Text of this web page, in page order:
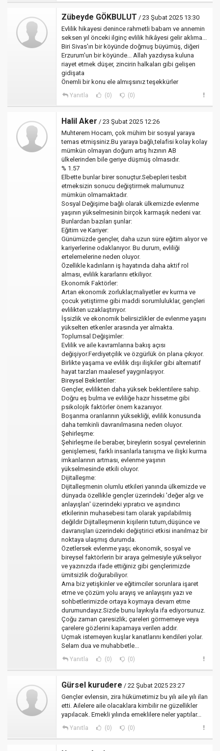
Zübeyde GÖKBULUT / 23 Şubat 2025 13:30
Evlilik hikayesi denince rahmetli babam ve annemin
seksen yıl önceki ilginç evlilik hikâyesi gelir aklıma...
Biri Sivas'ın bir köyünde doğmuş büyümüş, diğeri
Erzurum'un bir köyünde... Allah yazdıysa kuluna
riayet etmek düşer, zincirin halkaları gibi gelişen
gidişata
Önemli bir konu ele almışsınız teşekkürler
Yanıtla (0) (0)
Halil Aker / 23 Şubat 2025 12:26
Muhterem Hocam, çok mühim bir sosyal yaraya
temas etmişsiniz.Bu yaraya bağlı,telafisi kolay kolay
mümkün olmayan doğum artış hızının AB
ülkelerinden bile geriye düşmüş olmasıdır.
% 1.57
Elbette bunlar birer sonuçtur.Sebepleri tesbit
etmeksizin sonucu değiştirmek malumunuz
mümkün olmamaktadır.
Sosyal Değişime bağlı olarak ülkemizde evlenme
yaşının yükselmesinin birçok karmaşık nedeni var.
Bunlardan bazıları şunlar:
Eğitim ve Kariyer:
Günümüzde gençler, daha uzun süre eğitim alıyor ve
kariyerlerine odaklanıyor. Bu durum, evliliği
ertelemelerine neden oluyor.
Özellikle kadınların iş hayatında daha aktif rol
alması, evlilik kararlarını etkiliyor.
Ekonomik Faktörler:
Artan ekonomik zorluklar,maliyetler ev kurma ve
çocuk yetiştirme gibi maddi sorumluluklar, gençleri
evlilikten uzaklaştırıyor.
İşsizlik ve ekonomik belirsizlikler de evlenme yaşını
yükselten etkenler arasında yer almakta.
Toplumsal Değişimler:
Evlilik ve aile kavramlarına bakış açısı
değişiyor.Ferdiyetçilik ve özgürlük ön plana çıkıyor.
Birlikte yaşama ve evlilik dışı ilişkiler gibi alternatif
hayat tarzları maalesef yaygınlaşıyor.
Bireysel Beklentiler:
Gençler, evlilikten daha yüksek beklentilere sahip.
Doğru eş bulma ve evliliğe hazır hissetme gibi
psikolojik faktörler önem kazanıyor.
Boşanma oranlarının yüksekliği, evlilik konusunda
daha temkinli davranılmasına neden oluyor.
Şehirleşme:
Şehirleşme ile beraber, bireylerin sosyal çevrelerinin
genişlemesi, farklı insanlarla tanışma ve ilişki kurma
imkanlarının artması, evlenme yaşının
yükselmesinde etkili oluyor.
Dijitalleşme:
Dijitalleşmenin olumlu etkileri yanında ülkemizde ve
dünyada özellikle gençler üzerindeki 'değer algı ve
anlayışları' üzerindeki yıpratıcı ve aşındırıcı
etkilerinin muhasebesi tam olarak yapılabilmiş
değildir Dijitalleşmenin kişilerin tutum,düşünce ve
davranışları üzerindeki değiştirici etkisi inanılmaz bir
noktaya ulaşmış durumda.
Özetlersek evlenme yaşı; ekonomik, sosyal ve
bireysel faktörlerin bir araya gelmesiyle yükseliyor
ve yazınızda ifade ettiğiniz gibi gençlerimizde
ümitsizlik doğurabiliyor.
Ama biz yetişkinler ve eğitimciler sorunlara işaret
etme ve çözüm yolu arayış ve anlayışını yazı ve
sohbetlerimizde ortaya koymaya devam etme
durumundayız.Sizde bunu layıkıyla ifa ediyorsunuz.
Çoğu zaman çaresizlik; çareleri görmemeye veya
çarelere gözlerini kapamaya verilen addır.
Uçmak istemeyen kuşlar kanatlarını kendileri yolar.
Selam dua ve muhabbetle...
Yanıtla (0) (0)
Gürsel kurudere / 22 Şubat 2025 23:27
Gençler evlensin, zira hükümetimiz bu yılı aile yılı ilan
etti. Ailelere aile olacaklara kimbilir ne güzellikler
yapılacak. Emekli yılında emeklilere neler yaptılar...
Yanıtla (0) (0)